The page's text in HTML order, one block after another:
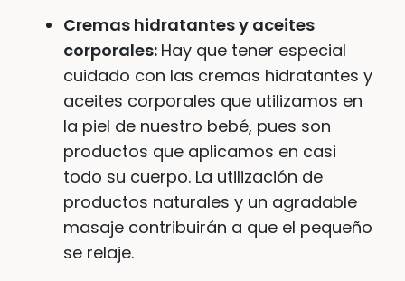
Cremas hidratantes y aceites
corporales: Hay que tener especial
cuidado con las cremas hidratantes y
aceites corporales que utilizamos en
la piel de nuestro bebé, pues son
productos que aplicamos en casi
todo su cuerpo. La utilización de
productos naturales y un agradable
masaje contribuirán a que el pequeño
se relaje.